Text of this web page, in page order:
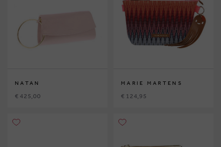
NATAN
€ 425,00
MARIE MARTENS
€ 124,95